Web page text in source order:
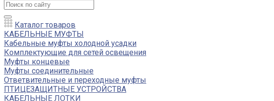
Каталог товаров
КАБЕЛЬНЫЕ МУФТЫ
Кабельные муфты холодной усадки
Комплектующие для сетей освещения
Муфты концевые
Муфты соединительные
Ответвительные и переходные муфты
ПТИЦЕЗАЩИТНЫЕ УСТРОЙСТВА
КАБЕЛЬНЫЕ ЛОТКИ